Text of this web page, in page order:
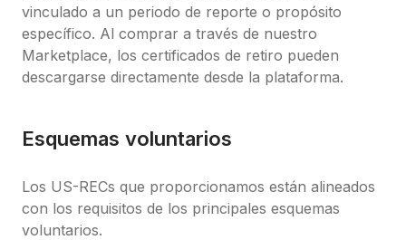
vinculado a un periodo de reporte o propósito
específico. Al comprar a través de nuestro
Marketplace, los certificados de retiro pueden
descargarse directamente desde la plataforma.
Esquemas voluntarios
Los US-RECs que proporcionamos están alineados
con los requisitos de los principales esquemas
voluntarios.